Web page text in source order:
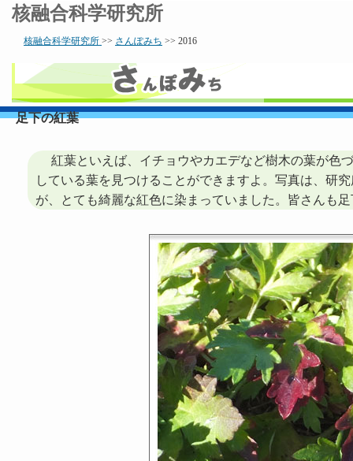
核融合科学研究所
核融合科学研究所 >> さんぽみち >> 2016
足下の紅葉
紅葉といえば、イチョウやカエデなど樹木の葉が色
している葉を見つけることができますよ。写真は、研
が、とても綺麗な紅色に染まっていました。皆さんも